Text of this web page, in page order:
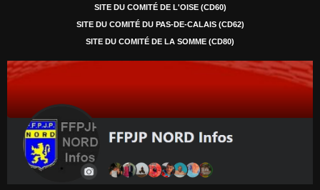
SITE DU COMITÉ DE L'OISE (CD60)
SITE DU COMITÉ DU PAS-DE-CALAIS (CD62)
SITE DU COMITÉ DE LA SOMME (CD80)